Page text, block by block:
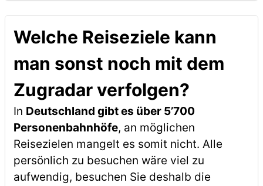
Welche Reiseziele kann
man sonst noch mit dem
Zugradar verfolgen?
In Deutschland gibt es über 5’700
Personenbahnhöfe, an möglichen
Reisezielen mangelt es somit nicht. Alle
persönlich zu besuchen wäre viel zu
aufwendig, besuchen Sie deshalb die